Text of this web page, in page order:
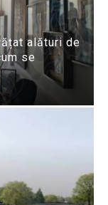
alături de
se